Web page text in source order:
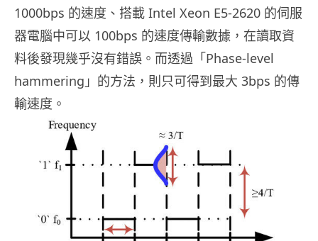
1000bps 的速度、搭載 Intel Xeon E5-2620 的伺服
器電腦中可以 100bps 的速度傳輸數據，在讀取資
料後發現幾乎沒有錯誤。而透過「Phase-level
hammering」的方法，則只可得到最大 3bps 的傳
輸速度。